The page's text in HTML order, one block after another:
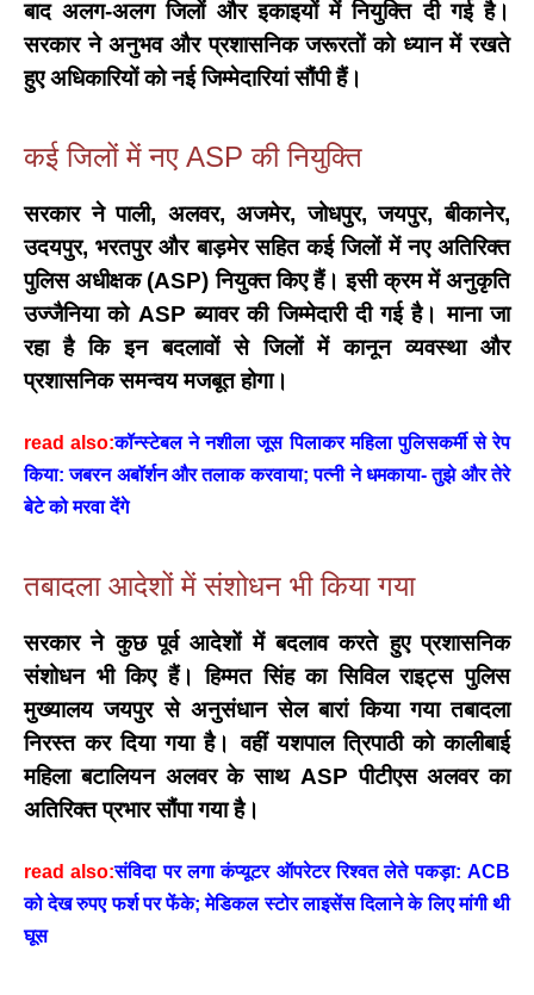
बाद अलग-अलग जिलों और इकाइयों में नियुक्ति दी गई है।
सरकार ने अनुभव और प्रशासनिक जरूरतों को ध्यान में रखते
हुए अधिकारियों को नई जिम्मेदारियां सौंपी हैं।
कई जिलों में नए ASP की नियुक्ति
सरकार ने पाली, अलवर, अजमेर, जोधपुर, जयपुर, बीकानेर,
उदयपुर, भरतपुर और बाड़मेर सहित कई जिलों में नएअतिरिक्त
पुलिस अधीक्षक (ASP) नियुक्त किए हैं।इसी क्रम मेंअनुकृति
उज्जैनिया को ASP ब्यावरकी जिम्मेदारी दी गई है। माना जा
रहा है कि इन बदलावों से जिलों में कानून व्यवस्था और
प्रशासनिक समन्वय मजबूत होगा।
read also:कॉन्स्टेबल ने नशीला जूस पिलाकर महिला पुलिसकर्मी से रेप
किया: जबरन अबॉर्शन और तलाक करवाया; पत्नी ने धमकाया- तुझे और तेरे
बेटे को मरवा देंगे
तबादला आदेशों में संशोधन भी किया गया
सरकार ने कुछ पूर्व आदेशों में बदलाव करते हुए प्रशासनिक
संशोधन भी किए हैं।हिम्मत सिंहका सिविल राइट्स पुलिस
मुख्यालय जयपुर से अनुसंधान सेल बारां किया गया तबादला
निरस्त कर दिया गया है। वहींयशपाल त्रिपाठीको कालीबाई
महिला बटालियन अलवर के साथ ASP पीटीएस अलवर का
अतिरिक्त प्रभार सौंपा गया है।
read also:संविदा पर लगा कंप्यूटर ऑपरेटर रिश्वत लेते पकड़ा: ACB
को देख रुपए फर्श पर फेंके; मेडिकल स्टोर लाइसेंस दिलाने के लिए मांगी थी
घूस